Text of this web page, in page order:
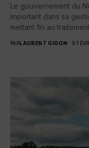
Le gouvernement du
important dans sa
mettant fin au
PAR LAURENT GIGON 9